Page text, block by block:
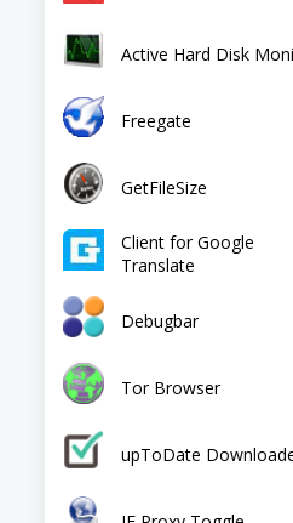
Active Hard Disk
Freegate
GetFileSize
Client for Google
Translate
Debugbar
Tor Browser
upToDate